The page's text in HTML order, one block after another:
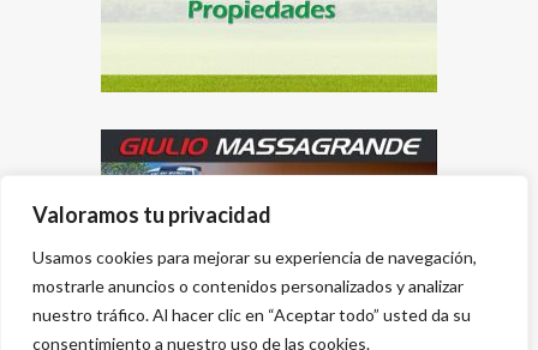
Valoramos tu privacidad
Usamos cookies para mejorar su experiencia de navegación,
mostrarle anuncios o contenidos personalizados y analizar
nuestro tráfico. Al hacer clic en “Aceptar todo” usted da su
consentimiento a nuestro uso de las cookies.